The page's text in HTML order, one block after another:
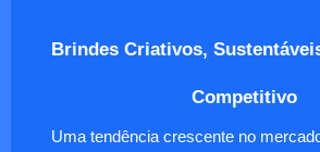
Brindes Criativos,
Competitivo
Uma tendência crescente no